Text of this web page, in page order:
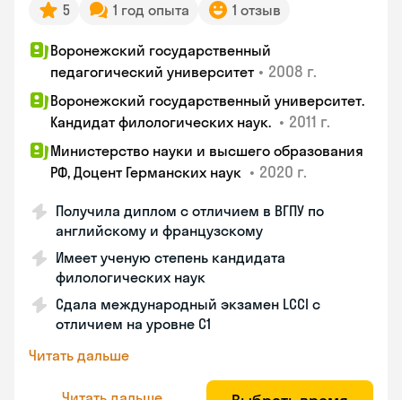
5 1 год опыта 1 отзыв
Воронежский государственный
педагогический университет • 2008 г.
Воронежский государственный университет.
Кандидат филологических наук. • 2011 г.
Министерство науки и высшего образования
РФ, Доцент Германских наук • 2020 г.
Получила диплом с отличием в ВГПУ по
английскому и французскому
Имеет ученую степень кандидата
филологических наук
Сдала международный экзамен LCCI с
отличием на уровне C1
Читать дальше